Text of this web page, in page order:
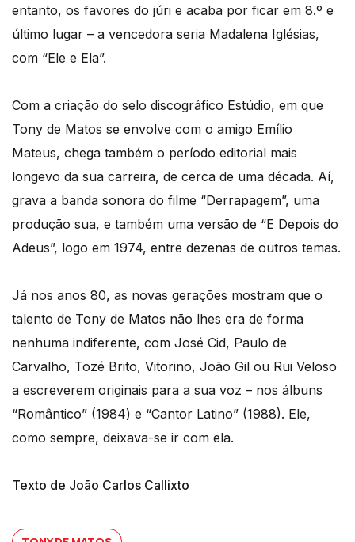
entanto, os favores do júri e acaba por ficar em 8.º e
último lugar – a vencedora seria Madalena Iglésias,
com “Ele e Ela”.
Com a criação do selo discográfico Estúdio, em que
Tony de Matos se envolve com o amigo Emílio
Mateus, chega também o período editorial mais
longevo da sua carreira, de cerca de uma década. Aí,
grava a banda sonora do filme “Derrapagem”, uma
produção sua, e também uma versão de “E Depois do
Adeus”, logo em 1974, entre dezenas de outros temas.
Já nos anos 80, as novas gerações mostram que o
talento de Tony de Matos não lhes era de forma
nenhuma indiferente, com José Cid, Paulo de
Carvalho, Tozé Brito, Vitorino, João Gil ou Rui Veloso
a escreverem originais para a sua voz – nos álbuns
“Romântico” (1984) e “Cantor Latino” (1988). Ele,
como sempre, deixava-se ir com ela.
Texto de João Carlos Callixto